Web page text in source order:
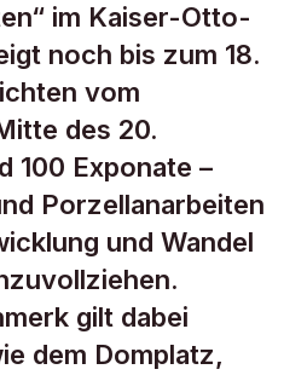
im Kaiser-Otto-
noch bis zum 18.
vom
des 20.
100 Exponate –
Porzellanarbeiten
und Wandel
gilt dabei
dem Domplatz,